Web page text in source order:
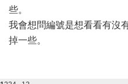
些。
我會想問編號是想看看有沒
掉一些。